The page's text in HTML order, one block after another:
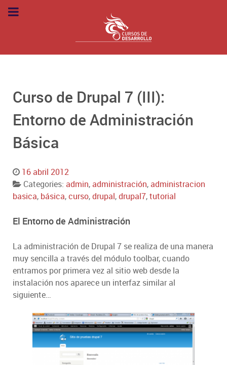
Curso de Drupal 7 (III):
Entorno de Administración
Básica
16 abril 2012
Categories: admin,administración,administracion
basica, básica,curso,drupal,drupal7,tutorial
El Entorno de Administración
La administración de Drupal 7 se realiza de una manera
muy sencilla a través del módulo toolbar, cuando
entramos por primera vez al sitio web desde la
instalación nos aparece un interfaz similar al
siguiente…